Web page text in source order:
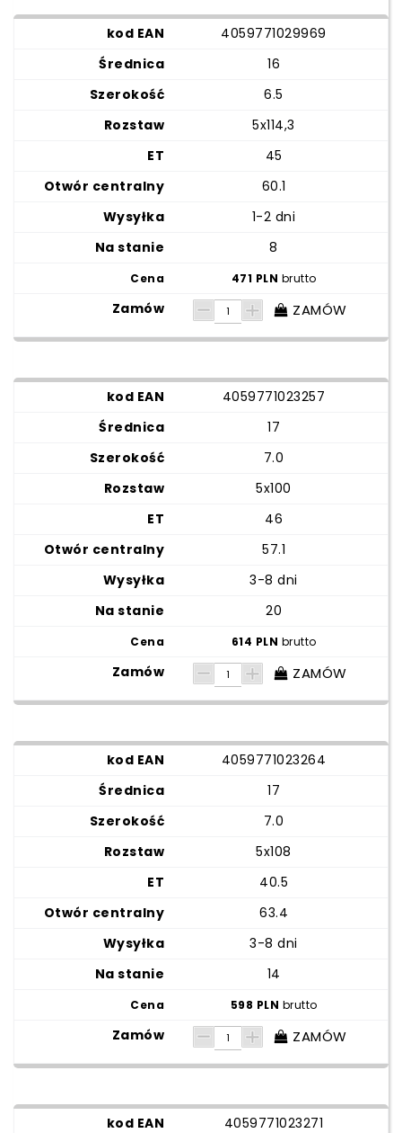
4059771029969
16
6.5
5x114,3
45
60.1
1-2 dni
8
471 PLN brutto
ZAMÓW
4059771023257
17
7.0
5x100
46
57.1
3-8 dni
20
614 PLN brutto
ZAMÓW
4059771023264
17
7.0
5x108
40.5
63.4
3-8 dni
14
598 PLN brutto
ZAMÓW
4059771023271